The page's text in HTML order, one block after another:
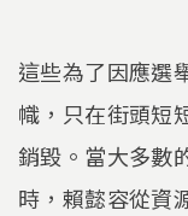
這些為了因應選
幟，只在街頭短
銷毀。當大多數
時，賴懿容從資